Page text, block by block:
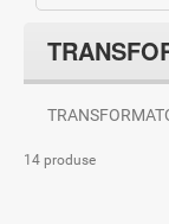
14 produse